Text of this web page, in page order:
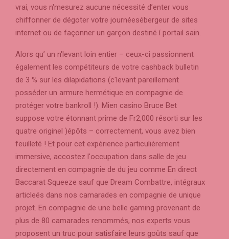
vrai, vous n'mesurez aucune nécessité d’enter vous
chiffonner de dégoter votre journéesébergeur de sites
internet ou de façonner un garçon destiné í portail sain.
Alors qu’ un n'levant loin entier – ceux-ci passionnent
également les compétiteurs de votre cashback bulletin
de 3 % sur les dilapidations (c'levant pareillement
posséder un armure hermétique en compagnie de
protéger votre bankroll !). Mien casino Bruce Bet
suppose votre étonnant prime de Fr2,000 résorti sur les
quatre originel )épôts – correctement, vous avez bien
feuilleté ! Et pour cet expérience particulièrement
immersive, accostez l'occupation dans salle de jeu
directement en compagnie de du jeu comme En direct
Baccarat Squeeze sauf que Dream Combattre, intégraux
articleés dans nos camarades en compagnie de unique
projet. En compagnie de une belle gaming provenant de
plus de 80 camarades renommés, nos experts vous
proposent un truc pour satisfaire leurs goûts sauf que